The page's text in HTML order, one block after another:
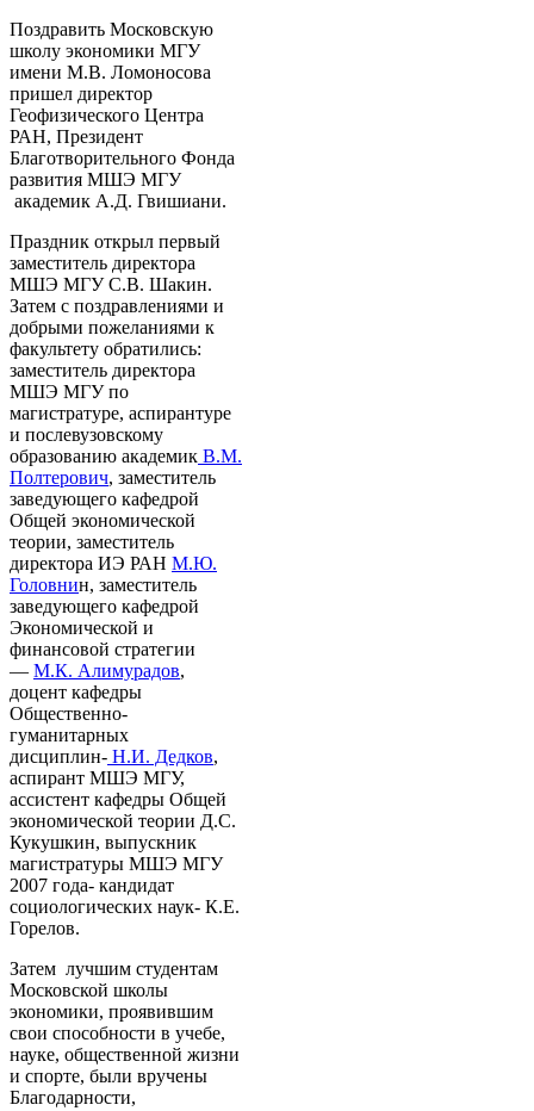
Поздравить Московскую
школу экономики МГУ
имени М.В. Ломоносова
пришел директор
Геофизического Центра
РАН, Президент
Благотворительного Фонда
развития МШЭ МГУ
академик А.Д. Гвишиани.
Праздник открыл первый
заместитель директора
МШЭ МГУ С.В. Шакин.
Затем с поздравлениями и
добрыми пожеланиями к
факультету обратились:
заместитель директора
МШЭ МГУ по
магистратуре, аспирантуре
и послевузовскому
образованию академик В.М.
Полтерович, заместитель
заведующего кафедрой
Общей экономической
теории, заместитель
директора ИЭ РАН М.Ю.
Головнин, заместитель
заведующего кафедрой
Экономической и
финансовой стратегии
— М.К. Алимурадов,
доцент кафедры
Общественно-
гуманитарных
дисциплин- Н.И. Дедков,
аспирант МШЭ МГУ,
ассистент кафедры Общей
экономической теории Д.С.
Кукушкин, выпускник
магистратуры МШЭ МГУ
2007 года- кандидат
социологических наук- К.Е.
Горелов.
Затем лучшим студентам
Московской школы
экономики, проявившим
свои способности в учебе,
науке, общественной жизни
и спорте, были вручены
Благодарности,